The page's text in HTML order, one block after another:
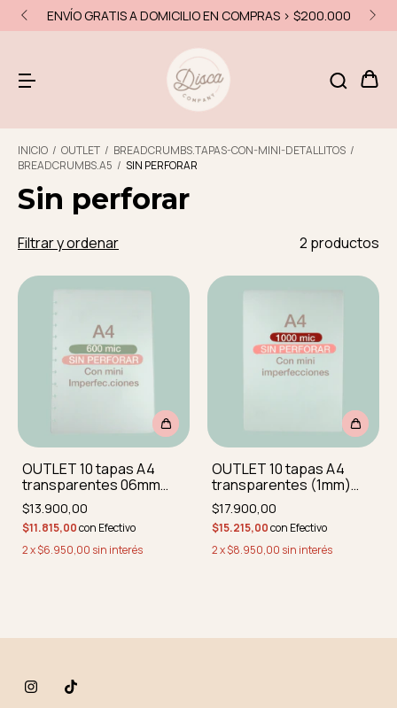
ENVÍO GRATIS A DOMICILIO EN COMPRAS > $200.000
INICIO / OUTLET / BREADCRUMBS.TAPAS-CON-MINI-DETALLITOS /
BREADCRUMBS.A5 / SIN PERFORAR
Sin perforar
Filtrar y ordenar 2 productos
OUTLET 10 tapas A4
transparentes 06mm
CON MINI
IMPERFECCIONES
REDOND SIN PERF
$13.900,00
$11.815,00con Efectivo
2x$6.950,00 sin interés
OUTLET 10 tapas A4
transparentes (1mm)
CON MINI
IMPERFECCIONES SIN
PERFORAR
$17.900,00
$15.215,00con Efectivo
2x$8.950,00 sin interés